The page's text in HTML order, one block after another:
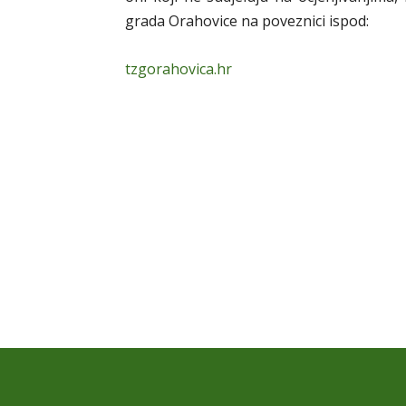
grada Orahovice na poveznici ispod:
tzgorahovica.hr